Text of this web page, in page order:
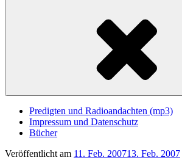
Predigten und Radioandachten (mp3)
Impressum und Datenschutz
Bücher
Veröffentlicht am 11. Feb. 200713. Feb. 2007